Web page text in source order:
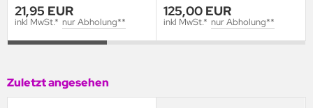
21,95 EUR
inkl MwSt.* nur Abholung**
125,00 EUR
inkl MwSt.* nur Abholung**
Zuletzt angesehen